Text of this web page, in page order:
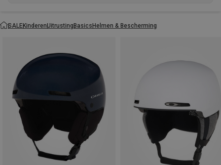
SALEKinderenUitrustingBasicsHelmen & Bescherming